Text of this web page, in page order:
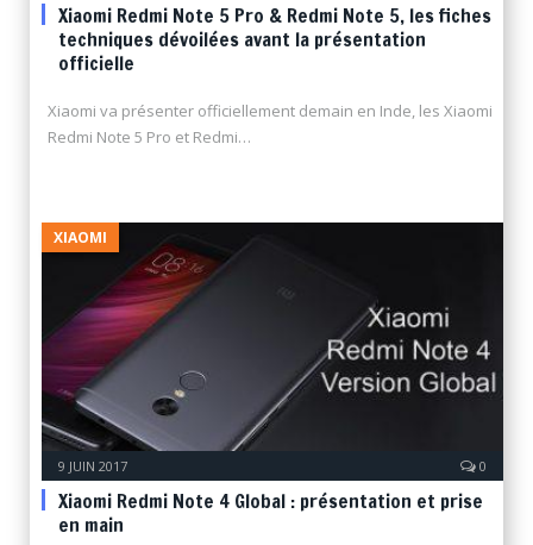
Xiaomi Redmi Note 5 Pro & Redmi Note 5, les fiches
techniques dévoilées avant la présentation
officielle
Xiaomi va présenter officiellement demain en Inde, les Xiaomi
Redmi Note 5 Pro et Redmi…
XIAOMI
9 JUIN 2017 0
Xiaomi Redmi Note 4 Global : présentation et prise
en main